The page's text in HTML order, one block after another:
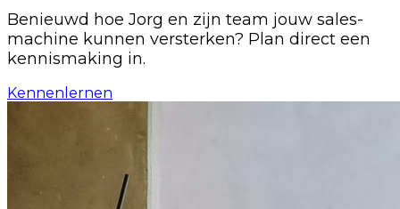
Benieuwd hoe Jorg en zijn team jouw sales-
machine kunnen versterken? Plan direct een
kennismaking in.
Kennenlernen